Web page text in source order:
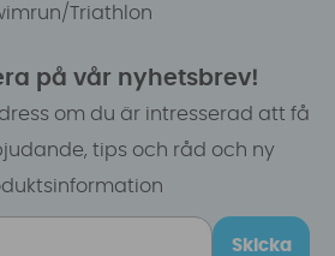
Triathlon
på vår nyhetsbrev!
om du är intresserad att få
tips och råd och ny
Skicka